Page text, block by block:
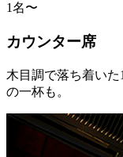
1名〜
カウンター席
木目調で落ち着い
の一杯も。